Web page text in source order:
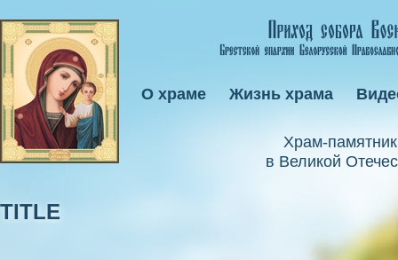
Xрам-
в Великой
О храме Жизнь храма
TITLE